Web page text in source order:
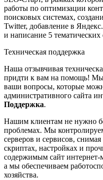
работы по оптимизации
поисковых системах,
Twitter, добавление в
и написание 5 тематических
Техническая поддержка
Наша отзывчивая
придти к вам на помощь! Мы
ваши вопросы, которые
административного сайта
Поддержка.
Нашим клиентам не нужно
проблемах. Мы
серверов и сервисов,
скриптах, настройках и
содержимым сайт интернет-
а мы обеспечиваем
хозяйства.